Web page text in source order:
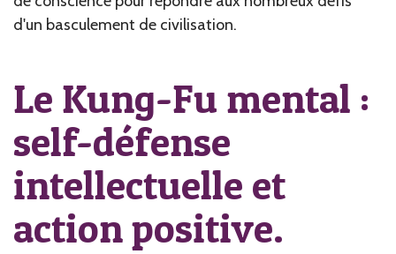
d'un basculement de civilisation.
Le Kung-Fu mental :
self-défense
intellectuelle et
action positive.